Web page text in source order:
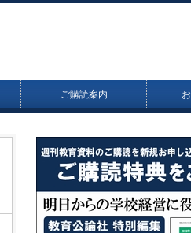
ご購読案内